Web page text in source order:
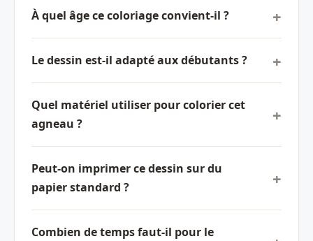
À quel âge ce coloriage convient-il ?
Le dessin est-il adapté aux débutants ?
Quel matériel utiliser pour colorier cet
agneau ?
Peut-on imprimer ce dessin sur du
papier standard ?
Combien de temps faut-il pour le